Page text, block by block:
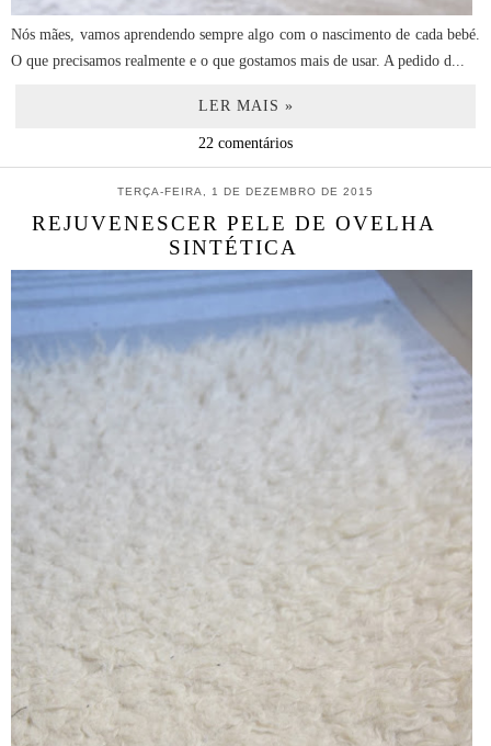
Nós mães, vamos aprendendo sempre algo com o nascimento de cada bebé.
O que precisamos realmente e o que gostamos mais de usar. A pedido d...
LER MAIS »
22 comentários
TERÇA-FEIRA, 1 DE DEZEMBRO DE 2015
REJUVENESCER PELE DE OVELHA
SINTÉTICA